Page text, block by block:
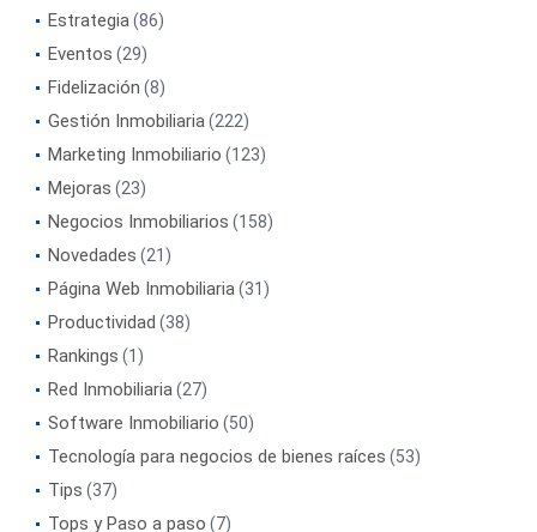
Estrategia(86)
Eventos (29)
Fidelización (8)
Gestión Inmobiliaria(222)
Marketing Inmobiliario (123)
Mejoras (23)
Negocios Inmobiliarios (158)
Novedades (21)
Página Web Inmobiliaria(31)
Productividad (38)
Rankings (1)
Red Inmobiliaria(27)
Software Inmobiliario (50)
Tecnología para negocios de bienes raíces (53)
Tips (37)
Tops y Paso a paso (7)